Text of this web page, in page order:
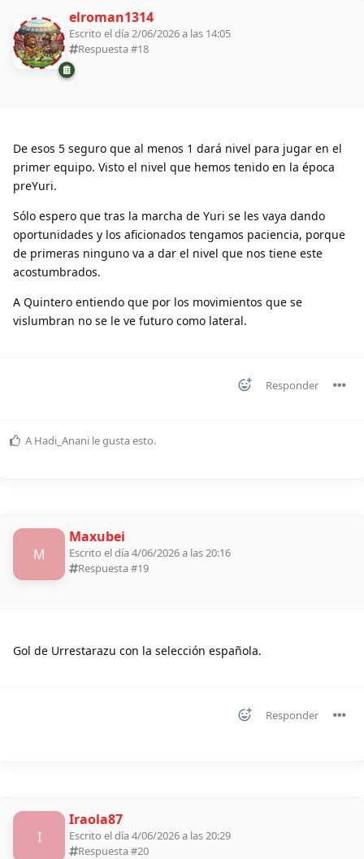
elroman1314
Escrito el día 2/06/2026 a las 14:05
Respuesta #18
De esos 5 seguro que al menos 1 dará nivel para jugar en el
primer equipo. Visto el nivel que hemos tenido en la época
preYuri.
Sólo espero que tras la marcha de Yuri se les vaya dando
oportunidades y los aficionados tengamos paciencia, porque
de primeras ninguno va a dar el nivel que nos tiene este
acostumbrados.
A Quintero entiendo que por los movimientos que se
vislumbran no se le ve futuro como lateral.
Responder
A Hadi_Anani le gusta esto.
M
Maxubei
Escrito el día 4/06/2026 a las 20:16
Respuesta #19
Gol de Urrestarazu con la selección española.
Responder
I
Iraola87
Escrito el día 4/06/2026 a las 20:29
Respuesta #20